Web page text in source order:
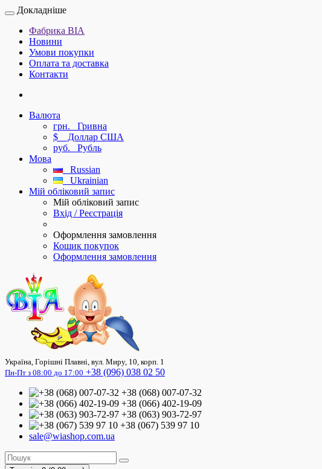
Докладніше
Фабрика ВІА
Новини
Умови покупки
Оплата та доставка
Контакти
Валюта
грн. Гривна
$
Доллар США
руб. Рубль
Мова
Russian
Ukrainian
Мій обліковий запис
Мій обліковий запис
Вхід / Реєстрація
Оформлення замовлення
Кошик покупок
Оформлення замовлення
Україна, Горішні Плавні, вул. Миру, 10, корп. 1
Пн-Пт з 08:00 до 17:00 +38 (096) 038 02 50
+38 (068) 007-07-32
+38 (066) 402-19-09
+38 (063) 903-72-97
+38 (067) 539 97 10
sale@wiashop.com.ua